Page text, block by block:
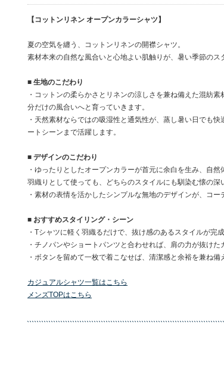
【コットンリネン オープンカラーシャツ】
夏の空気を纏う、コットンリネンの開襟シャツ。
素材本来の自然な風合いと心地よい肌触りが、暑い季節のス
■ 生地のこだわり
・コットンの柔らかさとリネンの涼しさを兼ね備えた混紡
分だけの風合いへと育っていきます。
・天然素材ならではの吸湿性と通気性が、蒸し暑い日でも
ートシーンまで活躍します。
■ デザインのこだわり
・ゆったりとしたオープンカラーが首元に余白を生み、自
羽織りとして使っても、どちらのスタイルにも馴染む懐の深
・素材の表情を活かしたシンプルな無地のデザインが、コー
■ おすすめスタイリング・シーン
・Tシャツに軽く羽織るだけで、抜け感のあるスタイルが完成
・チノパンやショートパンツと合わせれば、肩の力が抜けた
・ボタンを留めて一枚で着こなせば、清潔感と余裕を兼ね備
カジュアルシャツ一覧はこちら
メンズTOPはこちら